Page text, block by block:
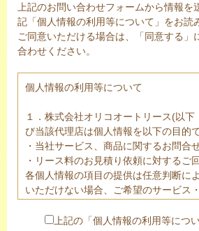
上記のお問い合わせフォームから情報
記「個人情報の利用等について」をお読
ご同意いただける場合は、「同意する」
合わせください。
個人情報の利用等について
１．株式会社オリコオートリース(以下
び当該代理店は個人情報を以下の目的
・当社サービス、商品に関するお問合
・リース料のお見積り依頼に対するご
各個人情報の項目の提供は任意判断に
いただけない場合、ご希望のサービス
２．ご提供頂きました個人情報は、法
上記の「個人情報の利用等につ